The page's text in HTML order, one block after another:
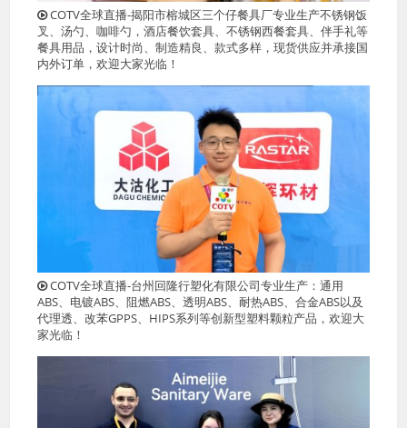
COTV全球直播-揭阳市榕城区三个仔餐具厂专业生产不锈钢饭
叉、汤勺、咖啡勺，酒店餐饮套具、不锈钢西餐套具、伴手礼等
餐具用品，设计时尚、制造精良、款式多样，现货供应并承接国
内外订单，欢迎大家光临！
COTV全球直播-台州回隆行塑化有限公司专业生产：通用
ABS、电镀ABS、阻燃ABS、透明ABS、耐热ABS、合金ABS以及
代理透、改苯GPPS、HIPS系列等创新型塑料颗粒产品，欢迎大
家光临！